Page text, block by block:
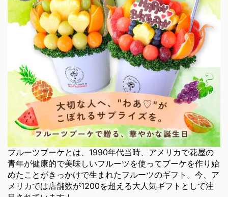
フルーツブーケとは、1990年代当時、アメリカで花屋の
青年が健康的で美味しいフルーツを使ってブーケを作り始
めたことがきっかけで生まれたフルーツのギフト。今、ア
メリカでは店舗数が1200を超える大人気ギフトとして注